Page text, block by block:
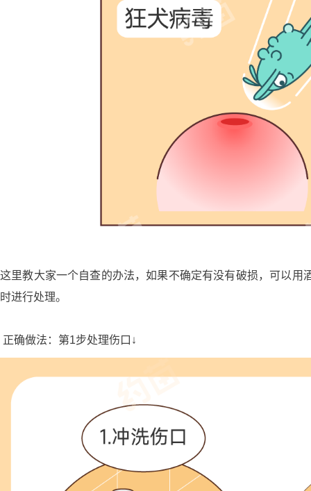
这里教大家一个自查的办法，如果不确定有没有破损，可以用
时进行处理。
正确做法：第1步处理伤口↓